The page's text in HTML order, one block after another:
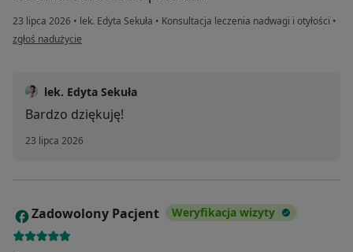
23 lipca 2026 • lek. Edyta Sekuła • Konsultacja leczenia nadwagi i otyłości •
w opinii użytkownika Tomasz
zgłoś nadużycie
lek. Edyta Sekuła
Bardzo dziękuję!
23 lipca 2026
Z Zadowolony Pacjent Weryfikacja wizyty